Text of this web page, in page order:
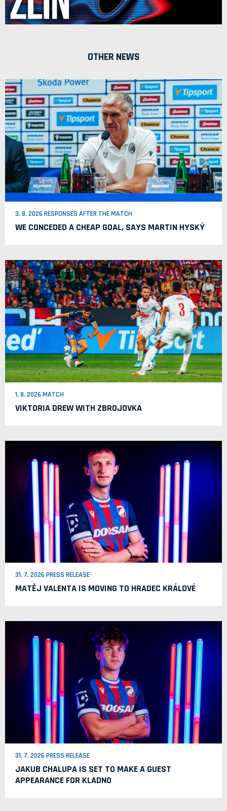
OTHER NEWS
3. 8. 2026 RESPONSES AFTER THE MATCH
WE CONCEDED A CHEAP GOAL, SAYS MARTIN HYSKÝ
1. 8. 2026 MATCH
VIKTORIA DREW WITH ZBROJOVKA
31. 7. 2026 PRESS RELEASE
MATĚJ VALENTA IS MOVING TO HRADEC KRÁLOVÉ
31. 7. 2026 PRESS RELEASE
JAKUB CHALUPA IS SET TO MAKE A GUEST
APPEARANCE FOR KLADNO